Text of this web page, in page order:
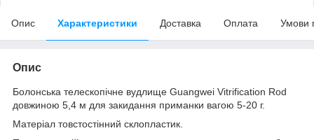
Опис Характеристики Доставка Оплата Умови
Опис
Болонська телескопічне вудлище Guangwei Vitrification Rod
довжиною 5,4 м для закидання приманки вагою 5-20 г.
Матеріал товстостінний склопластик.